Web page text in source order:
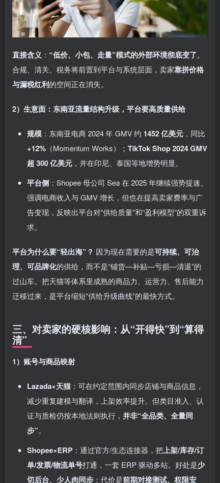
直接含义 ： “低价、小包、走量”模式的外部环境彻底变了。
合规、清关、税务将前置到平台与系统层面，卖家靠拼价格
与漏税红利的空间正在消失。
2）生意面：东南亚流量结构升级，平台要高质量供给
规模 ：东南亚电商 2024 年 GMV 约 1452 亿美元 ，同比
+12% （Momentum Works）； TikTok Shop 2024 GMV
超 300 亿美元 ，并在印尼、泰国等地增势明显。
平台侧 ：Shopee 母公司 Sea 在 2025 年继续强势提速、
强调电商收入与 GMV 增长，但也在提高卖家费率与广
告变现，反映出平台对“供给质量”和“盈利模型”的双重诉
求。
平台为什么要“轻出海”？ 因为现在需要的是可持续、可治
理、可品牌化的供给，而不是“铺货—补贴—亏损—清退”的
过山车。把天猫等体系里成熟的商品力、运营力、售后能力
迁移过来，是平台缩短“供给升级曲线”的最快方式。
三、对卖家的硬核影响：从“开得快”到“算得
清”
1）账号与商品映射
Lazada×天猫：可在约定范围内同步店铺与商品信息，
减少重复建模与翻译，上架效率提升。但类目准入、认
证与质检仍按本地法则执行， 并非“全品类、全量同
步”。
Shopee×ERP ：通过官方/生态连接器，把上架/库存/订
单/发票/物流单号打通，一套 ERP 驱动多站。好处是少
切后台、少人肉同步 ；代价是前期对接测试、权限安